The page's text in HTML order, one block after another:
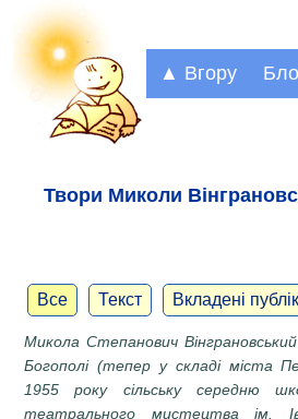
▲ Вгору
Твори Миколи
Все Текст Вкладені
Микола Степанович
Богополі (тепер у складі міста
1955 року сільську середню
театрального мистецтва ім.